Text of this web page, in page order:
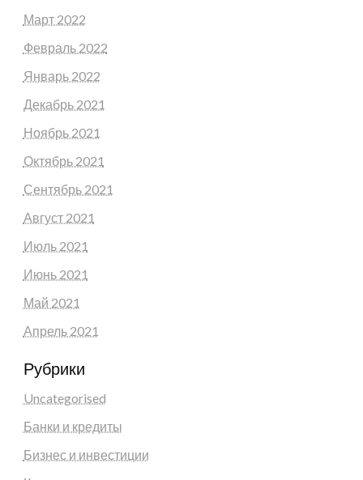
Март 2022
Февраль 2022
Январь 2022
Декабрь 2021
Ноябрь 2021
Октябрь 2021
Сентябрь 2021
Август 2021
Июль 2021
Июнь 2021
Май 2021
Апрель 2021
Рубрики
Uncategorised
Банки и кредиты
Бизнес и инвестиции